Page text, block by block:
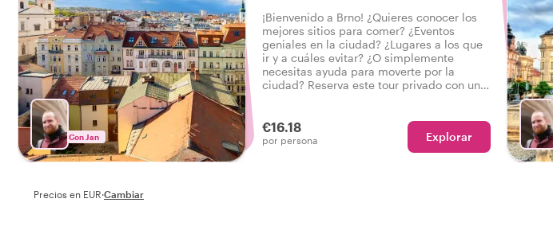
Con Jan
¡Bienvenido a Brno! ¿Quieres conocer los
mejores sitios para comer? ¿Eventos
geniales en la ciudad? ¿Lugares a los que
ir y a cuáles evitar? ¿O simplemente
necesitas ayuda para moverte por la
ciudad? Reserva este tour privado con un
con buen pie.
€16.18
por persona Explorar
Precios en EUR·Cambiar